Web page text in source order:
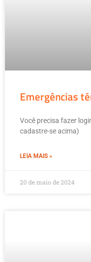
Emergências
Você precisa fazer
cadastre-se acima)
LEIA MAIS »
20 de maio de 2024